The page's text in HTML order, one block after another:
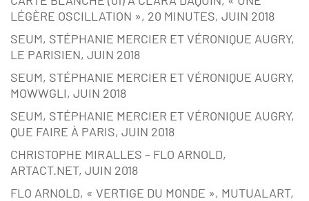
LÉGÈRE OSCILLATION », 20 MINUTES, JUIN 2018
SEUM, STÉPHANIE MERCIER ET VÉRONIQUE AUGRY,
LE PARISIEN, JUIN 2018
SEUM, STÉPHANIE MERCIER ET VÉRONIQUE AUGRY,
MOWWGLI, JUIN 2018
SEUM, STÉPHANIE MERCIER ET VÉRONIQUE AUGRY,
QUE FAIRE À PARIS, JUIN 2018
CHRISTOPHE MIRALLES – FLO ARNOLD,
ARTACT.NET, JUIN 2018
FLO ARNOLD, « VERTIGE DU MONDE », MUTUALART,